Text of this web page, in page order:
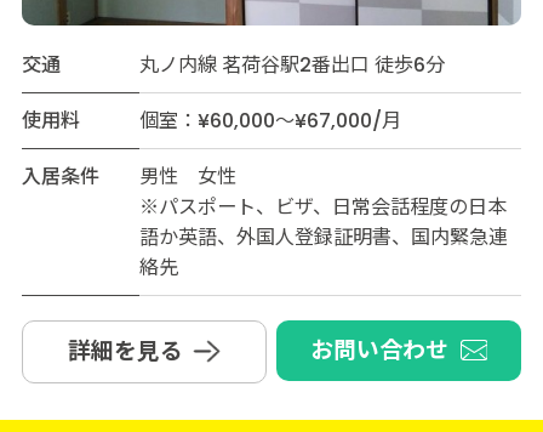
交通
丸ノ内線 茗荷谷駅2番出口 徒歩6分
使用料
個室：¥60,000～¥67,000/月
入居条件
男性 女性
※パスポート、ビザ、日常会話程度の日本
語か英語、外国人登録証明書、国内緊急連
絡先
詳細を見る お問い合わせ